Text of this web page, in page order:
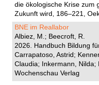
die ökologische Krise zum
Zukunft wird, 186–221,
BNE im Reallabor
Albiez, M.; Beecroft, R.
2026. Handbuch Bildung
Carrapatoso, Astrid;
Claudia; Inkermann, Nilda;
Wochenschau Verlag